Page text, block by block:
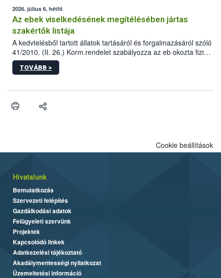
2026. július 6, hétfő
Az ebek viselkedésének megítélésében jártas
szakértők listája
A kedvtelésből tartott állatok tartásáról és forgalmazásáról szóló
41/2010. (II. 26.) Korm.rendelet szabályozza az eb okozta fizikai
sérülés, illetve ennek veszélye keletkezésekor felmerülő
hatósági feladatokat, valamint a veszélyes eb tartását és annak
vonni az ebek viselkedésének megítélésében jártas szakértőt.
TOVÁBB >
Cookie beállítások
Hivatalunk
Bemutatkozás
Szervezeti felépítés
Gazdálkodási adatok
Felügyeleti szervünk
Projektek
Kapcsolódó linkek
Adatkezelési tájékoztató
Akadálymentességi nyilatkozat
Üzemeltetési információ